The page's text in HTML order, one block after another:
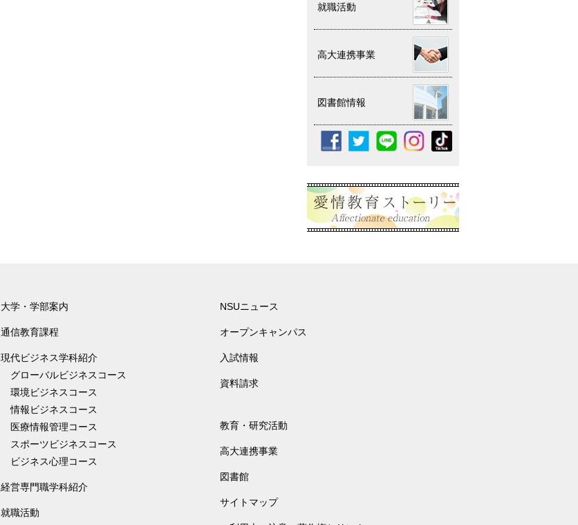
就職活動
高大連携事業
図書館情報
大学・学部案内
通信教育課程
現代ビジネス学科紹介
グローバルビジネスコース
環境ビジネスコース
情報ビジネスコース
医療情報管理コース
スポーツビジネスコース
ビジネス心理コース
経営専門職学科紹介
就職活動
NSUニュース
オープンキャンパス
入試情報
資料請求
教育・研究活動
高大連携事業
図書館
サイトマップ